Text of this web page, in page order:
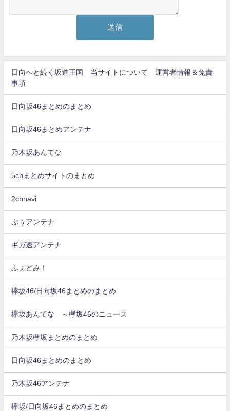
日向へと続く坂道王国 当サイトについて 運営者情報＆免責
事項
日向坂46まとめのまとめ
日向坂46まとめアンテナ
乃木坂あんてな
5chまとめサイトのまとめ
2chnavi
ぷぅアンテナ
ギガ速アンテナ
ふぇどみ！
欅坂46/日向坂46まとめのまとめ
欅坂あんてな ～欅坂46のニュース
乃木坂欅坂まとめのまとめ
日向坂46まとめのまとめ
乃木坂46アンテナ
欅坂/日向坂46まとめのまとめ